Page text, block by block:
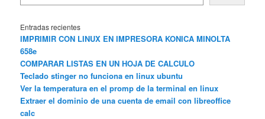
Entradas recientes
IMPRIMIR CON LINUX EN IMPRESORA KONICA MINOLTA
658e
COMPARAR LISTAS EN UN HOJA DE CALCULO
Teclado stinger no funciona en linux ubuntu
Ver la temperatura en el promp de la terminal en linux
Extraer el dominio de una cuenta de email con libreoffice
calc